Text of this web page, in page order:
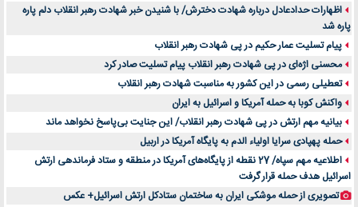
اظهارات حدادعادل درباره شهادت دخترش/ با شنیدن خبر شهادت رهبر انقلاب دلم پاره
پاره شد
پیام تسلیت عمار حکیم در پی شهادت رهبر انقلاب
محسنی اژه‌ای در پی شهادت رهبر انقلاب پیام تسلیت صادر کرد
تعطیلی رسمی در این کشور به مناسبت شهادت رهبر انقلاب
واکنش کوبا به حمله آمریکا و اسرائیل به ایران
بیانیه مهم ارتش در پی شهادت رهبر انقلاب/ این جنایت بی‌پاسخ نخواهد ماند
حمله پهپادی سرایا اولیاء الدم به پایگاه آمریکا در اربیل
اطلاعیه مهم سپاه/ 27 نقطه از پایگاه‌های آمریکا در منطقه و ستاد فرماندهی ارتش
اسرائیل هدف حمله قرار گرفت
تصویری از حمله موشکی ایران به ساختمان ستادکل ارتش اسرائیل+ عکس